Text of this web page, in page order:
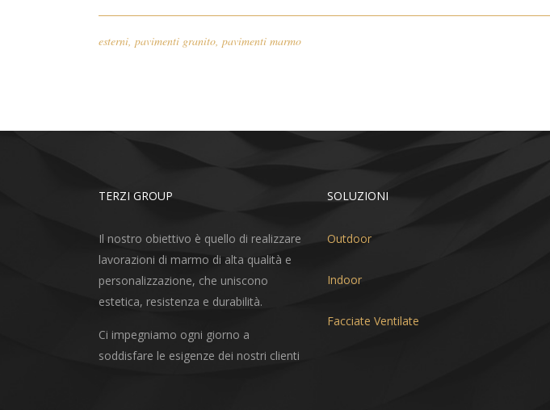
esterni, pavimenti granito, pavimenti marmo
TERZI GROUP
Il nostro obiettivo è quello di realizzare
lavorazioni di marmo di alta qualità e
personalizzazione, che uniscono
estetica, resistenza e durabilità.
Ci impegniamo ogni giorno a
soddisfare le esigenze dei nostri clienti
SOLUZIONI
Outdoor
Indoor
Facciate Ventilate